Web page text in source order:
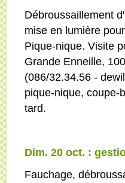
Débroussaillement
mise en lumière
Pique-nique. Visite
Grande Enneille,
(086/32.34.56 -
pique-nique, coupe-
tard.
Dim. 20 oct. :
Fauchage,